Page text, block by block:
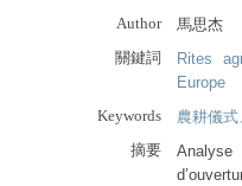
Author
馬思杰
關鍵詞
Rites
Europe
Keywords
農耕儀
摘要